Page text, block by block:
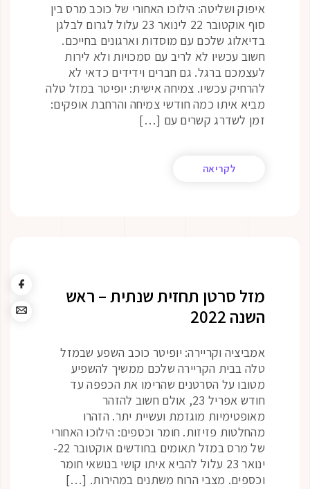
איפוק ושליטה: הילוכו האחורי של כוכב מרס בין
סוף אוקטובר 22 לינואר 23 עלול לגרום לבלגן
בדיאלוג שלכם עם מוסדות וארגונים בחייכם.
חשוב עכשיו לא לריב עם סמכויות ולא לירות
לעצמכם ברגל. גם חברים וידידים כדאי לא
להרחיק עכשיו. צמיחה אישית: יופיטר במזל טלה
מביא איתו כמה חודשי צמיחה והרחבת אופקים:
זמן לשדרג קשרים עם […]
לקריאה
מזל סרטן תחזית שנתית – ראש
השנה 2022
אמביציה וקריירה: יופיטר כוכב השפע שבמזל
טלה בבית הקריירה שלכם ממשיך להשפיע
מטובו על הסרטנים שהרימו את הכפפה עד
חודש אפריל 23, אולם חשוב להזהר
מאופטימיות מוגזמת ועשיית יתר. הזהרו
מהחלטות פזיזות. חומר וכספים: הילוכו האחורי
של מרס במזל תאומים בחודשים אוקטובר 22-
ינואר 23 עלול להביא איתו קושי בנושאי חומר
וכספים. מצבי הרוח משתנים במהירות. […]